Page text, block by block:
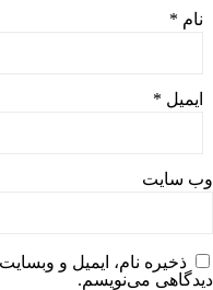
نام *
ایمیل *
وب‌ سایت
ذخیره نام، ایمیل و
دیدگاهی می‌نویسم.